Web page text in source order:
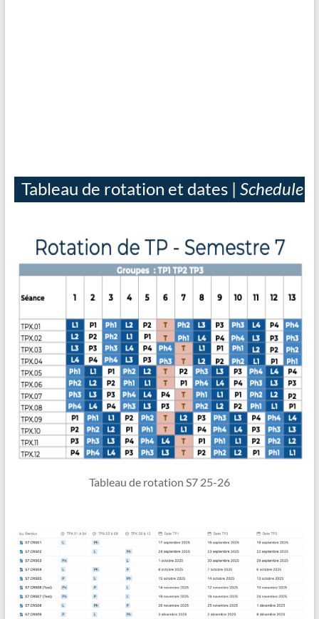
Tableau de rotation et dates | Schedule
Tableau de rotation S7 25-26